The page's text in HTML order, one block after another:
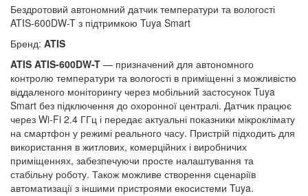
Бездротовий автономний датчик температури та вологості
ATIS-600DW-T з підтримкою Tuya Smart
Бренд: ATIS
ATIS ATIS-600DW-T — призначений для автономного
контролю температури та вологості в приміщенні з можливістю
віддаленого моніторингу через мобільний застосунок Tuya
Smart без підключення до охоронної централі. Датчик працює
через Wi-Fi 2.4 ГГц і передає актуальні показники мікроклімату
на смартфон у режимі реального часу. Пристрій підходить для
використання в житлових, комерційних і виробничих
приміщеннях, забезпечуючи просте налаштування та
стабільну роботу. Також можливе створення сценаріїв
автоматизації з іншими пристроями екосистеми Tuya.